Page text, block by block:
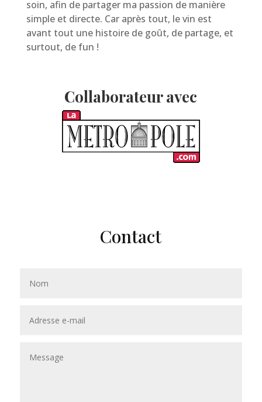
soin, afin de partager ma passion de manière
simple et directe. Car après tout, le vin est
avant tout une histoire de goût, de partage, et
surtout, de fun !
Collaborateur avec
Contact